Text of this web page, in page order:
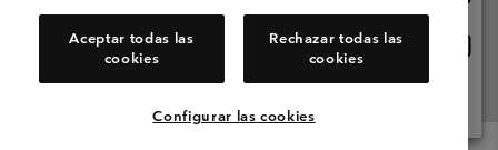
Aceptar todas las
cookies
Rechazar todas las
cookies
Configurar las cookies
línea
España
Ver Todos Los Países